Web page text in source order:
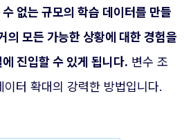
없는 규모의 학습 데이터를 만들
의 모든 가능한 상황에 대한 경험을
진입할 수 있게 됩니다. 변수 조
터 확대의 강력한 방법입니다.